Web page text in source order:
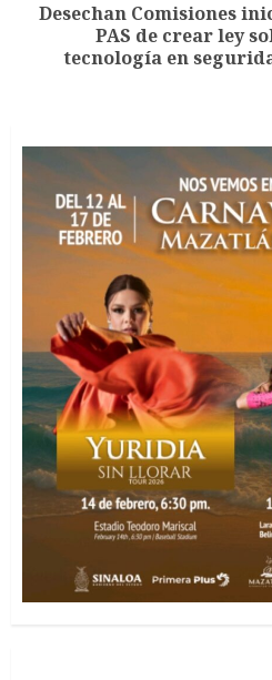
Siguiente
entrada:
Desechan Comisiones
PAS de crear ley
tecnología en